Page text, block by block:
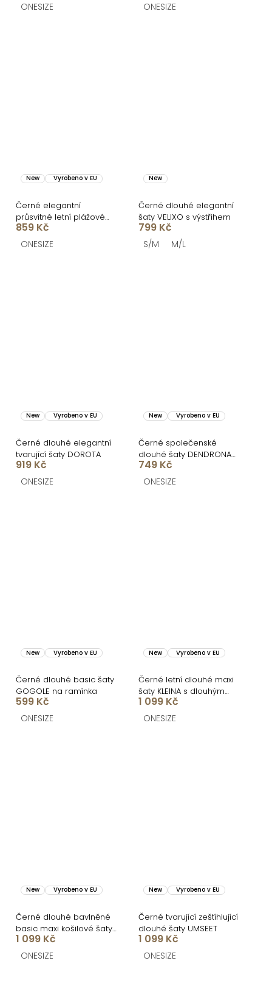
ONESIZE ONESIZE
New Vyrobeno v EU
Černé elegantní
průsvitné letní plážové
maxi šaty UMARIE s
dlouhým rukávem
859 Kč
ONESIZE
New
Černé dlouhé elegantní
šaty VELIXO s výstřihem
799 Kč
S/M M/L
New Vyrobeno v EU
Černé dlouhé elegantní
tvarující šaty DOROTA
919 Kč
ONESIZE
New Vyrobeno v EU
Černé společenské
dlouhé šaty DENDRONA
za krk s výstřihem
749 Kč
ONESIZE
New Vyrobeno v EU
Černé dlouhé basic šaty
GOGOLE na ramínka
599 Kč
ONESIZE
New Vyrobeno v EU
Černé letní dlouhé maxi
šaty KLEINA s dlouhým
rukávem
1 099 Kč
ONESIZE
New Vyrobeno v EU
Černé dlouhé bavlněné
basic maxi košilové šaty
FLARETA
1 099 Kč
ONESIZE
New Vyrobeno v EU
Černé tvarující zeštíhlující
dlouhé šaty UMSEET
1 099 Kč
ONESIZE